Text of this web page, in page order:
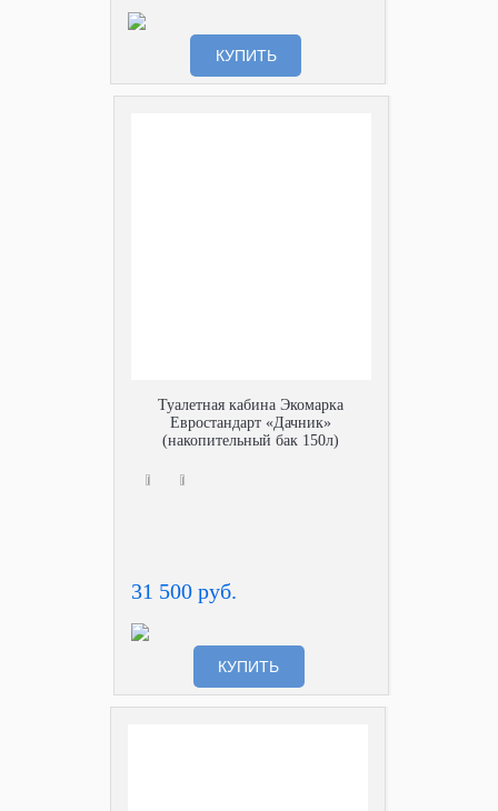
КУПИТЬ
Туалетная кабина Экомарка
Евростандарт «Дачник»
(накопительный бак 150л)
31 500 руб.
КУПИТЬ